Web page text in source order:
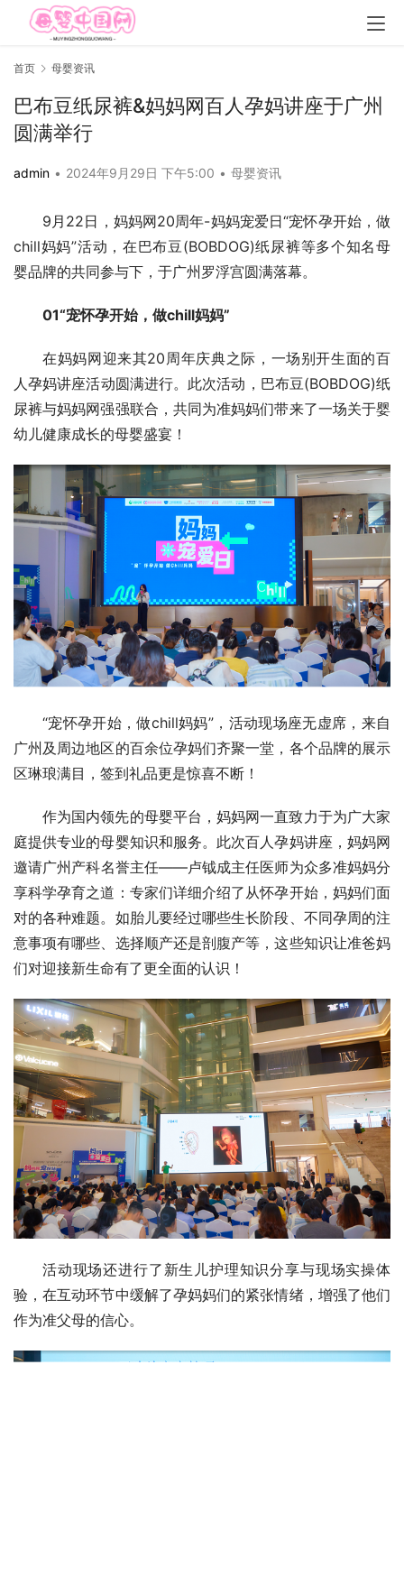
首页 母婴资讯
巴布豆纸尿裤&妈妈网百人孕妈讲座于广州
圆满举行
admin • 2024年9月29日 下午5:00 • 母婴资讯
9月22日，妈妈网20周年-妈妈宠爱日“宠怀孕开始，做
chill妈妈”活动，在巴布豆(BOBDOG)纸尿裤等多个知名母
婴品牌的共同参与下，于广州罗浮宫圆满落幕。
01“宠怀孕开始，做chill妈妈”
在妈妈网迎来其20周年庆典之际，一场别开生面的百
人孕妈讲座活动圆满进行。此次活动，巴布豆(BOBDOG)纸
尿裤与妈妈网强强联合，共同为准妈妈们带来了一场关于婴
幼儿健康成长的母婴盛宴！
“宠怀孕开始，做chill妈妈”，活动现场座无虚席，来自
广州及周边地区的百余位孕妈们齐聚一堂，各个品牌的展示
区琳琅满目，签到礼品更是惊喜不断！
作为国内领先的母婴平台，妈妈网一直致力于为广大家
庭提供专业的母婴知识和服务。此次百人孕妈讲座，妈妈网
邀请广州产科名誉主任——卢钺成主任医师为众多准妈妈分
享科学孕育之道：专家们详细介绍了从怀孕开始，妈妈们面
对的各种难题。如胎儿要经过哪些生长阶段、不同孕周的注
意事项有哪些、选择顺产还是剖腹产等，这些知识让准爸妈
们对迎接新生命有了更全面的认识！
活动现场还进行了新生儿护理知识分享与现场实操体
验，在互动环节中缓解了孕妈妈们的紧张情绪，增强了他们
作为准父母的信心。